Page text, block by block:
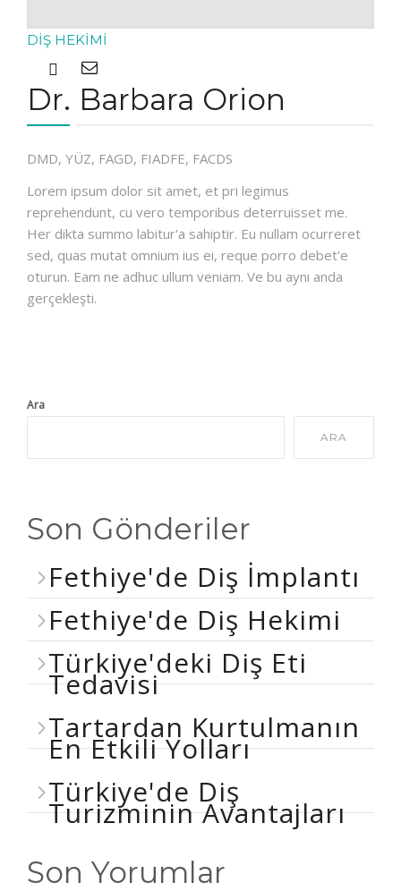
DIŞ HEKIMI
Dr. Barbara Orion
DMD, YÜZ, FAGD, FIADFE, FACDS
Lorem ipsum dolor sit amet, et pri legimus
reprehendunt, cu vero temporibus deterruisset me.
Her dikta summo labitur'a sahiptir. Eu nullam ocurreret
sed, quas mutat omnium ius ei, reque porro debet'e
oturun. Eam ne adhuc ullum veniam. Ve bu aynı anda
gerçekleşti.
Ara
ARA
Son Gönderiler
Fethiye'de Diş İmplantı
Fethiye'de Diş Hekimi
Türkiye'deki Diş Eti
Tedavisi
Tartardan Kurtulmanın
En Etkili Yolları
Türkiye'de Diş
Turizminin Avantajları
Son Yorumlar